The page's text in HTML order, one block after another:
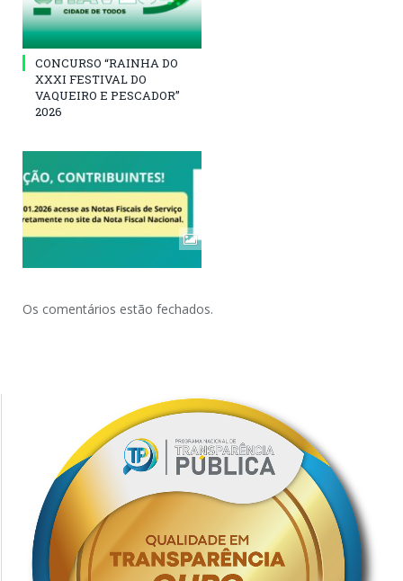
CONCURSO “RAINHA DO
XXXI FESTIVAL DO
VAQUEIRO E PESCADOR”
2026
Os comentários estão fechados.